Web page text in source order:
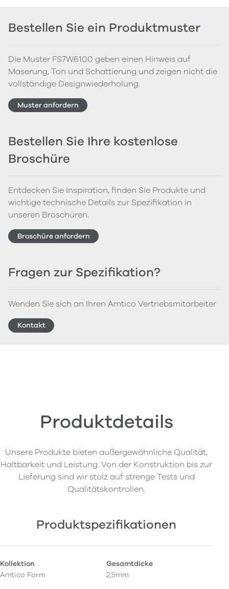
Bestellen Sie ein Produktmuster
Die Muster FS7W6100 geben einen Hinweis auf
Maserung, Ton und Schattierung und zeigen nicht die
vollständige Designwiederholung.
Muster anfordern
Bestellen Sie Ihre kostenlose
Broschüre
Entdecken Sie Inspiration, finden Sie Produkte und
wichtige technische Details zur Spezifikation in
unseren Broschüren.
Broschüre anfordern
Fragen zur Spezifikation?
Wenden Sie sich an Ihren Amtico Vertriebsmitarbeiter
Kontakt
Produktdetails
Unsere Produkte bieten außergewöhnliche Qualität,
Haltbarkeit und Leistung. Von der Konstruktion bis zur
Lieferung sind wir stolz auf strenge Tests und
Qualitätskontrollen.
Produktspezifikationen
Kollektion
Amtico Form
Gesamtdicke
2,5mm